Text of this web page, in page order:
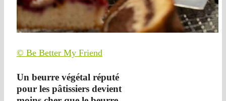
© Be Better My Friend
Un beurre végétal réputé
pour les pâtissiers devient